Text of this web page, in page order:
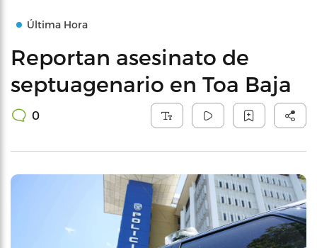
Última Hora
Reportan asesinato de
septuagenario en Toa Baja
0